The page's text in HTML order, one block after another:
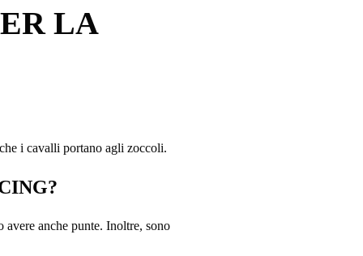
LA
i cavalli portano agli zoccoli.
avere anche punte. Inoltre, sono